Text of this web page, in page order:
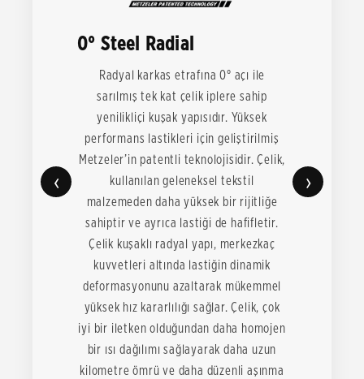
‹
0° Steel Radial
Radyal karkas etrafına 0° açı ile
sarılmış tek kat çelik iplere sahip
yenilikliçi kuşak yapısıdır. Yüksek
performans lastikleri için geliştirilmiş
Metzeler’in patentli teknolojisidir. Çelik,
kullanılan geleneksel tekstil
malzemeden daha yüksek bir rijitliğe
sahiptir ve ayrıca lastiği de hafifletir.
Çelik kuşaklı radyal yapı, merkezkaç
kuvvetleri altında lastiğin dinamik
deformasyonunu azaltarak mükemmel
yüksek hız kararlılığı sağlar. Çelik, çok
iyi bir iletken olduğundan daha homojen
bir ısı dağılımı sağlayarak daha uzun
kilometre ömrü ve daha düzenli aşınma
›